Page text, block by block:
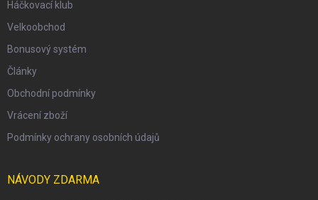
Háčkovací klub
Velkoobchod
Bonusový systém
Články
Obchodní podmínky
Vrácení zboží
Podmínky ochrany osobních údajů
NÁVODY ZDARMA